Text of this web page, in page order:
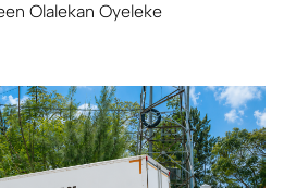
Olalekan Oyeleke